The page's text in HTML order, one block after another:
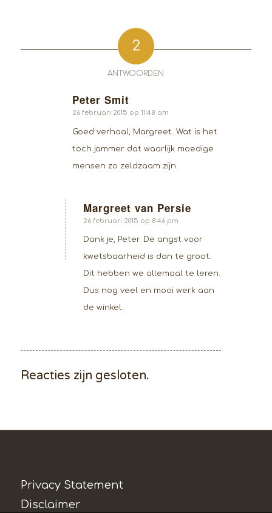
2
ANTWOORDEN
Peter Smit
zegt:
26 februari 2015 op 11:48 am
Goed verhaal, Margreet. Wat is het
toch jammer dat waarlijk moedige
mensen zo zeldzaam zijn.
Margreet van Persie
zegt:
26 februari 2015 op 8:46 pm
Dank je, Peter. De angst voor
kwetsbaarheid is dan te groot.
Dit hebben we allemaal te leren.
Dus nog veel en mooi werk aan
de winkel.
Reacties zijn gesloten.
Privacy Statement
Disclaimer